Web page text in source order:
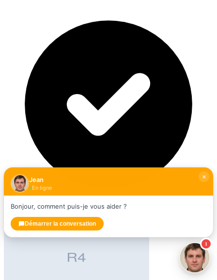
Vérifié
1
Jean
En ligne
Bonjour, comment puis-je vous aider ?
Démarrer la conversation